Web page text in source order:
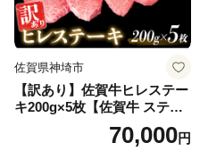
佐賀県神埼市
【訳あり】佐賀牛ヒレステー
キ200g×5枚【佐賀牛 ステー
キ ブランド肉 ヒレ肉 フィレ
肉 ジューシー ヘルシー】(H0
70,000円